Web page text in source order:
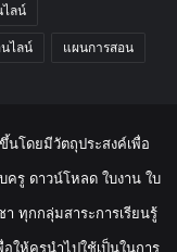
ไลน์
ไลน์ แผนการสอน
นโดยมีวัตถุประสงค์เพื่อ
รู ดาวน์โหลด ใบงาน ใบ
ทุกกลุ่มสาระการเรียนรู้
ให้ครูนำไปใช้เป็นในการ